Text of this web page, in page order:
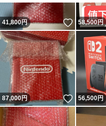
41,800円 いいね！
58,500円
87,000円 いいね！
56,500円